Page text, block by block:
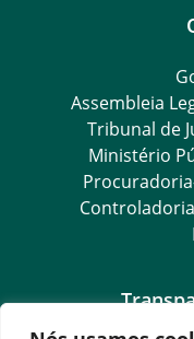
Assembleia
Tribunal de
Ministério